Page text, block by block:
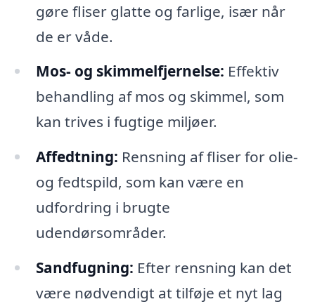
gøre fliser glatte og farlige, især når
de er våde.
Mos- og skimmelfjernelse: Effektiv
behandling af mos og skimmel, som
kan trives i fugtige miljøer.
Affedtning: Rensning af fliser for olie-
og fedtspild, som kan være en
udfordring i brugte
udendørsområder.
Sandfugning: Efter rensning kan det
være nødvendigt at tilføje et nyt lag